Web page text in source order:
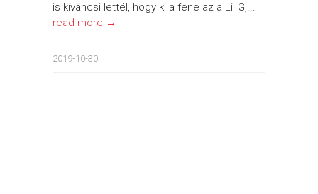
is kíváncsi lettél, hogy ki a fene az a Lil G,...
read more →
2019-10-30